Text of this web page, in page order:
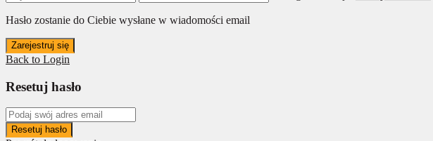
Hasło zostanie do Ciebie wysłane w wiadomości email
Zarejestruj się
Back to Login
Resetuj hasło
Resetuj hasło